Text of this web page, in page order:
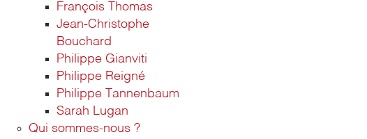
François Thomas
Jean-Christophe
Bouchard
Philippe Gianviti
Philippe Reigné
Philippe Tannenbaum
Sarah Lugan
Qui sommes-nous ?